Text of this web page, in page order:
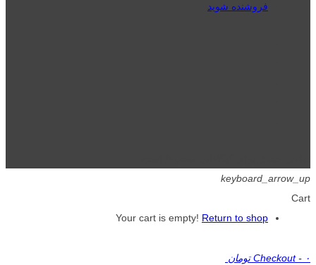
فروشنده شوید
keyboard_arrow_up
Cart
Your cart is empty! Return to shop
Checkout - ۰ تومان